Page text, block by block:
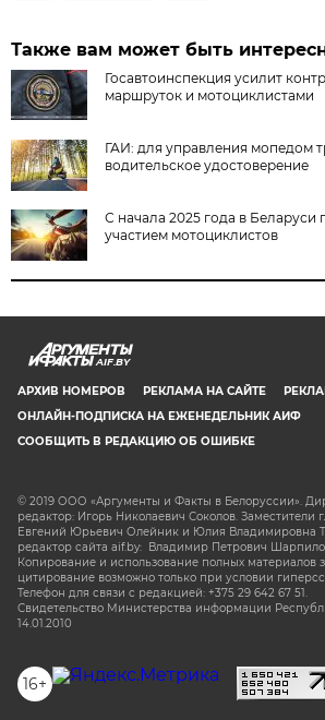
Также вам может быть
Госавтоинспекция усилит
маршруток и мотоциклистами
ГАИ: для управления мопедом
водительское удостоверение
С начала 2025 года в
участием мотоциклистов
AIF.BY
АРХИВ НОМЕРОВ РЕКЛАМА НА САЙТЕ
ОНЛАЙН-ПОДПИСКА НА ЕЖЕНЕДЕЛЬНИК АИФ
СООБЩИТЬ В РЕДАКЦИЮ ОБ ОШИБКЕ
© 2019 ООО «Аргументы и Факты в Белоруссии».
редактор: Игорь Николаевич Соколов. Заместители
Евгений Юрьевич Олейник и Юлия Владимировна
редактор сайта aif.by: Владимир Петрович
Копирование и использование полных материалов
цитирование возможно только при условии
Телефон для связи с редакцией: +375 29 642 67 51.
Свидетельство Министерства информации
14.01.2010
16+